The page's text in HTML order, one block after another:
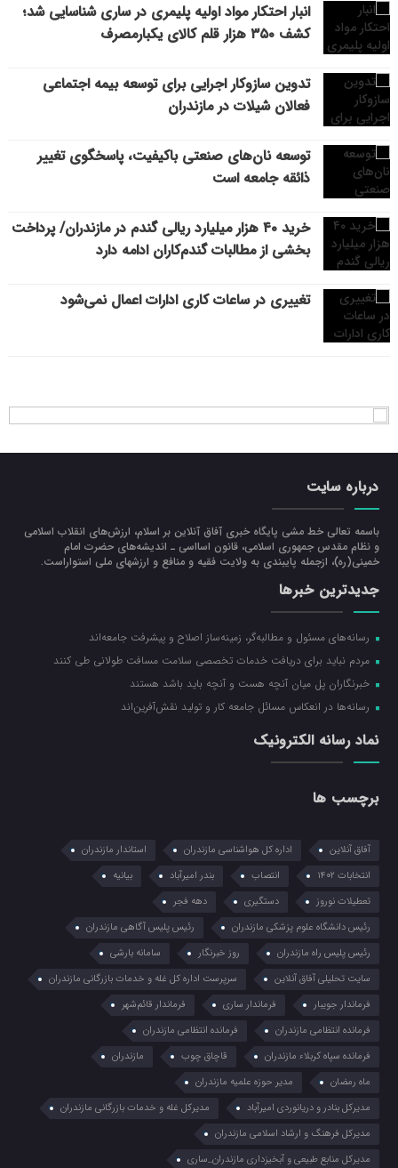
انبار احتکار مواد اولیه پلیمری در ساری شناسایی شد؛
کشف ۳۵۰ هزار قلم کالای یکبارمصرف
تدوین سازوکار اجرایی برای توسعه بیمه اجتماعی
فعالان شیلات در مازندران
توسعه نان‌های صنعتی باکیفیت، پاسخگوی تغییر
ذائقه جامعه است
خرید ۴۰ هزار میلیارد ریالی گندم در مازندران/ پرداخت
بخشی از مطالبات گندم‌کاران ادامه دارد
تغییری در ساعات کاری ادارات اعمال نمی‌شود
درباره سایت
باسمه تعالی خط مشی پایگاه خبری آفاق آنلاین بر اسلام، ارزش‌هاي انقلاب اسلامي
و نظام مقدس جمهوري اسلامي، قانون اسااسی ـ انديشه‌هاي حضرت امام
خميني(ره)، ازجمله پایبندی به ولايت فقيه و منافع و ارزشهاي ملي استواراست.
جدیدترین خبرها
رسانه‌های مسئول و مطالبه‌گر، زمینه‌ساز اصلاح و پیشرفت جامعه‌اند
مردم نباید برای دریافت خدمات تخصصی سلامت مسافت طولانی طی کنند
خبرنگاران پل میان آنچه هست و آنچه باید باشد هستند
رسانه‌ها در انعکاس مسائل جامعه کار و تولید نقش‌آفرین‌اند
نماد رسانه الکترونیک
برچسب ها
آفاق آنلاین اداره کل هواشناسی مازندران
استاندار مازندران
انتخابات ۱۴۰۲
انتصاب بندر امیرآباد
بیانیه
تعطیلات نوروز
دستگیری
دهه فجر
رئیس دانشگاه علوم پزشکی مازندران
رئیس پلیس آگاهی مازندران
رئیس پلیس راه مازندران
روز خبرنگار
سامانه بارشی
سایت تحلیلی آفاق آنلاین
سرپرست اداره کل غله و خدمات بازرگانی مازندران
فرماندار جویبار
فرماندار ساری
فرماندار قائم‌شهر
فرمانده انتظامي مازندران
فرمانده انتظامی مازندران
فرمانده سپاه کربلاء مازندران
قاچاق چوب
مازندران
ماه رمضان
مدیر حوزه علمیه مازندران
مدیرکل بنادر و دریانوردی امیرآباد
مدیرکل غله و خدمات بازرگانی مازندران
مدیرکل فرهنگ و ارشاد اسلامی مازندران
مدیرکل منابع طبیعی و آبخیزداری مازندران_ساری